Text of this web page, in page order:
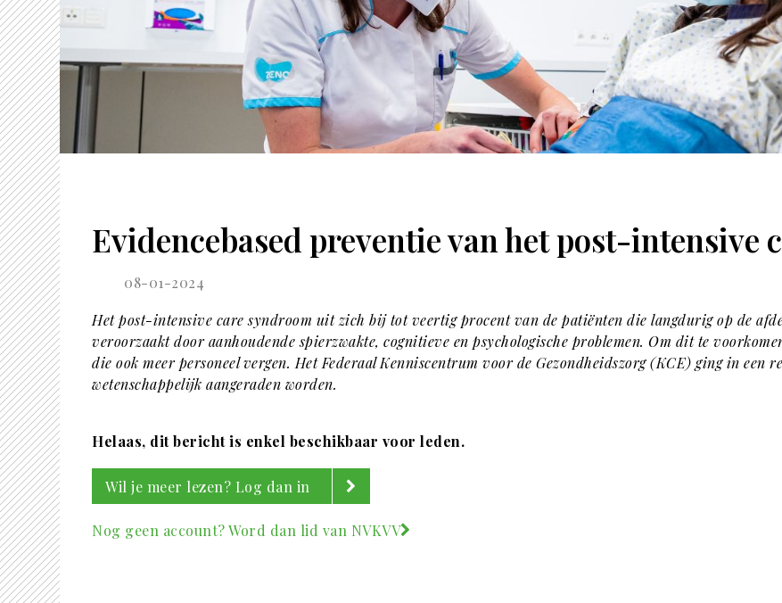
Evidencebased preventie van het post-intensive
08-01-2024
Het post-intensive care syndroom uit zich bij tot veertig procent van de patiënten die langdurig op de
veroorzaakt door aanhoudende spierzwakte, cognitieve en psychologische problemen. Om dit te
die ook meer personeel vergen. Het Federaal Kenniscentrum voor de Gezondheidszorg (KCE) ging in een
wetenschappelijk aangeraden worden.
Helaas, dit bericht is enkel beschikbaar voor leden.
Wil je meer lezen? Log dan in
Nog geen account? Word dan lid van NVKVV